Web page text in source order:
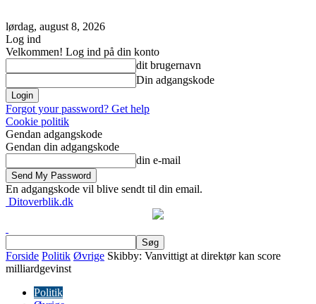
lørdag, august 8, 2026
Log ind
Velkommen! Log ind på din konto
dit brugernavn
Din adgangskode
Forgot your password? Get help
Cookie politik
Gendan adgangskode
Gendan din adgangskode
din e-mail
En adgangskode vil blive sendt til din email.
Ditoverblik.dk
Forside Politik Øvrige Skibby: Vanvittigt at direktør kan score
milliardgevinst
Politik